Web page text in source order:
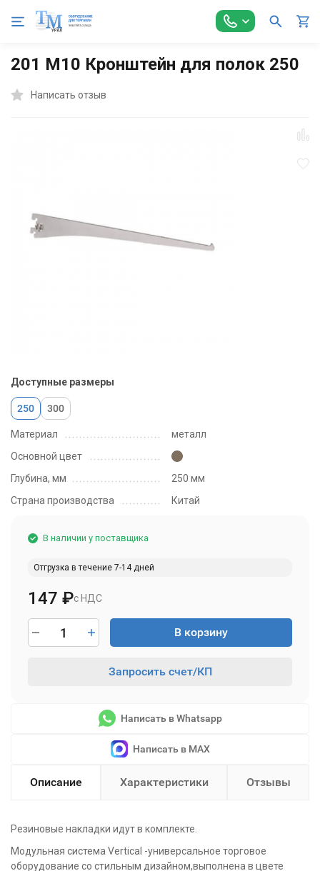
Главная Торговое оборудование Модульные системы
201 М10 Кронштейн для полок 250
Написать отзыв
Материал
металл
Основной цвет
Глубина, мм
250 мм
Страна производства
Китай
Доступные размеры
250 300
В наличии у поставщика
Отгрузка в течение 7-14 дней
с НДС
147 ₽
В корзину
Запросить счет/КП
Написать в Whatsapp
Написать в MAX
Описание Характеристики Отзывы
Резиновые накладки идут в комплекте.
Модульная система Vertical -универсальное торговое
оборудование со стильным дизайном,выполнена в цвете